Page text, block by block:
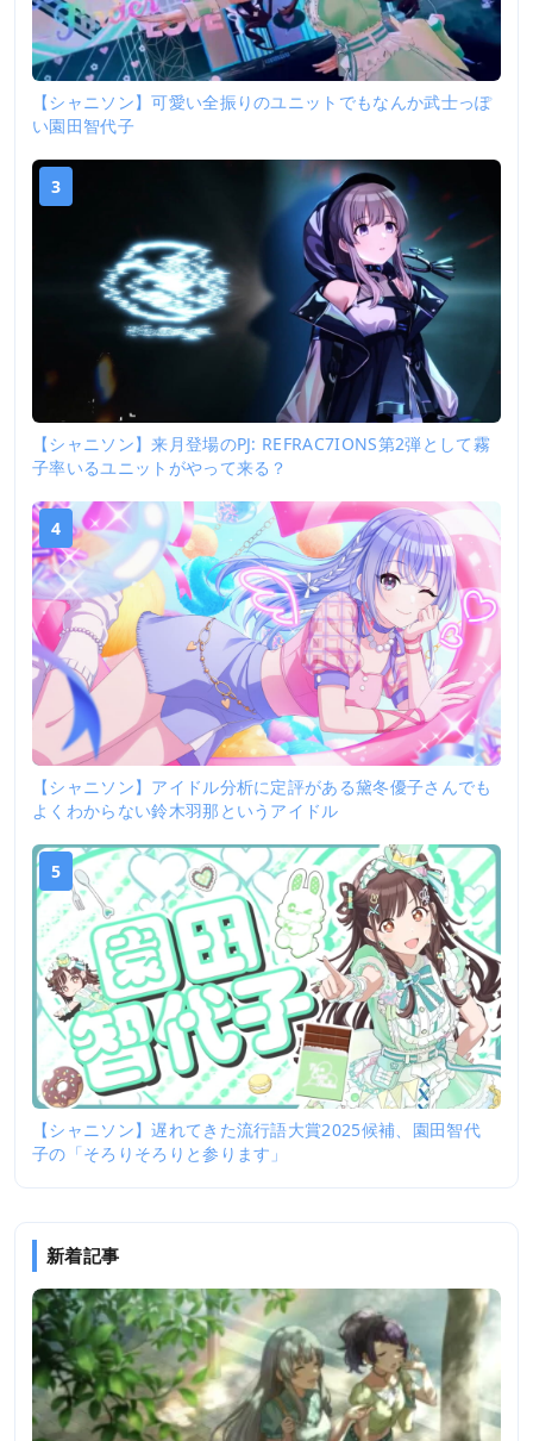
【シャニソン】可愛い全振りのユニットでもなんか武士っぽ
い園田智代子
3
【シャニソン】来月登場のPJ: REFRAC7IONS第2弾として霧
子率いるユニットがやって来る？
4
【シャニソン】アイドル分析に定評がある黛冬優子さんでも
よくわからない鈴木羽那というアイドル
5
【シャニソン】遅れてきた流行語大賞2025候補、園田智代
子の「そろりそろりと参ります」
新着記事